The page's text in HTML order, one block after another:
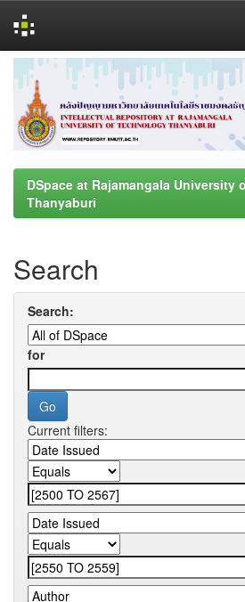
navigation
DSpace at Rajamangala University
Thanyaburi
Search
Search:
for
Current filters: